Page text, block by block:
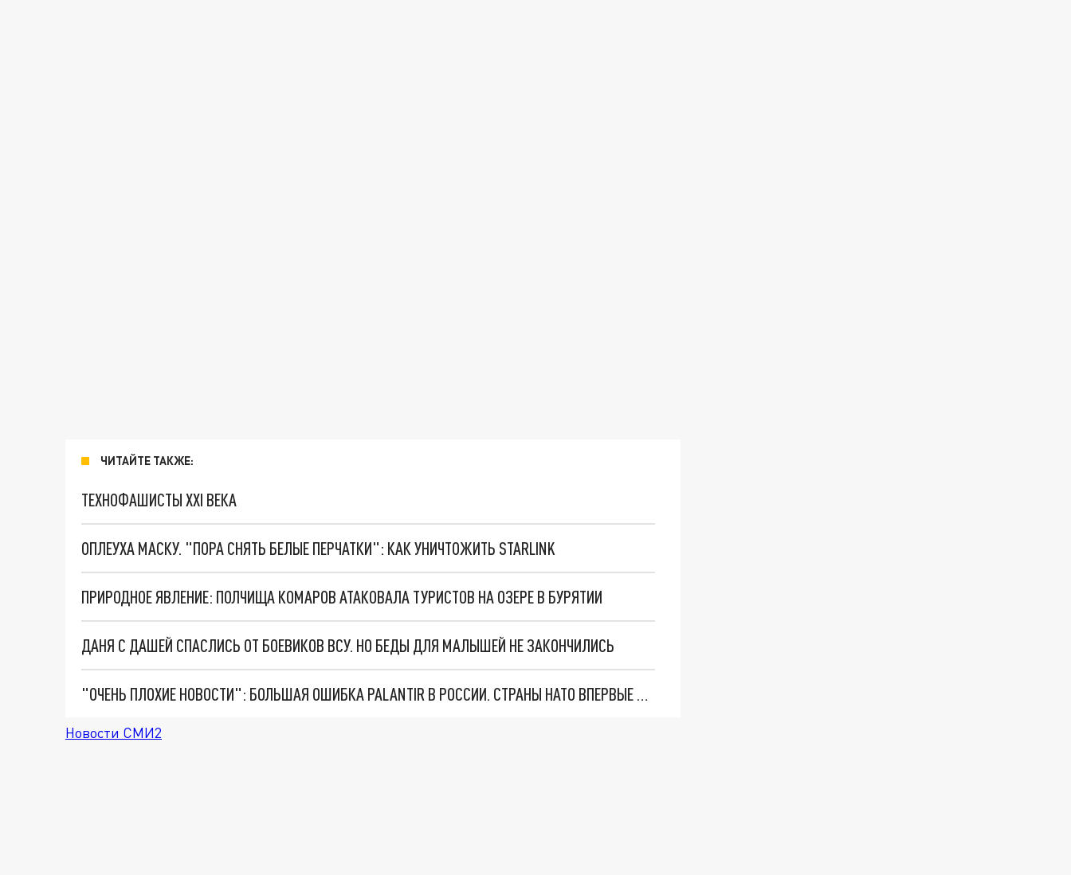
ЧИТАЙТЕ ТАКЖЕ:
ТЕХНОФАШИСТЫ XXI ВЕКА
ОПЛЕУХА МАСКУ. "ПОРА СНЯТЬ БЕЛЫЕ ПЕРЧАТКИ": КАК УНИЧТОЖИТЬ STARLINK
ПРИРОДНОЕ ЯВЛЕНИЕ: ПОЛЧИЩА КОМАРОВ АТАКОВАЛА ТУРИСТОВ НА ОЗЕРЕ В БУРЯТИИ
ДАНЯ С ДАШЕЙ СПАСЛИСЬ ОТ БОЕВИКОВ ВСУ. НО БЕДЫ ДЛЯ МАЛЫШЕЙ НЕ ЗАКОНЧИЛИСЬ
"ОЧЕНЬ ПЛОХИЕ НОВОСТИ": БОЛЬШАЯ ОШИБКА PALANTIR В РОССИИ. СТРАНЫ НАТО ВПЕРВЫЕ ЗА СВО ОСТАНОВИЛИ ПОСТАВКИ ОРУЖИЯ. ВСУ ТЕРЯЮТ ПРИГРАНИЧЬЕ?
Новости СМИ2